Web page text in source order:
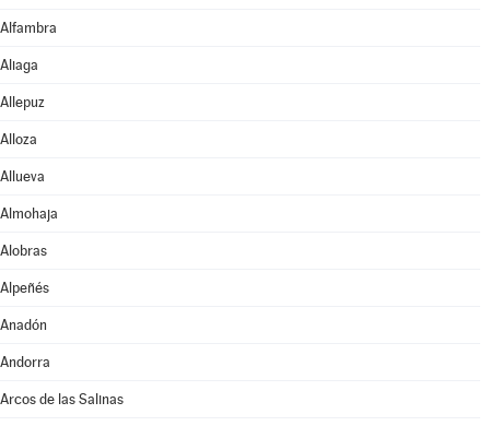
Alfambra
Aliaga
Allepuz
Alloza
Allueva
Almohaja
Alobras
Alpeñés
Anadón
Andorra
Arcos de las Salinas